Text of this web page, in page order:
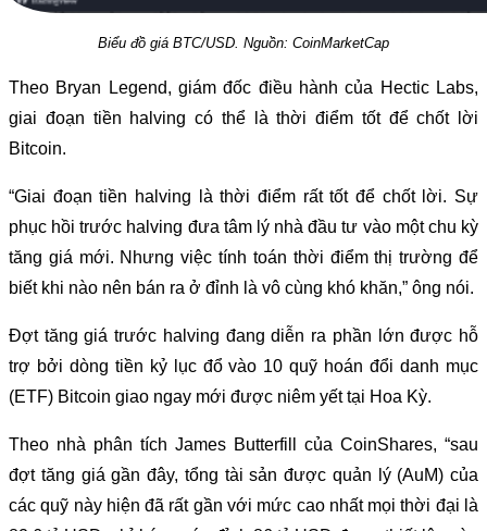
Biểu đồ giá BTC/USD. Nguồn: CoinMarketCap
Theo Bryan Legend, giám đốc điều hành của Hectic Labs,
giai đoạn tiền halving có thể là thời điểm tốt để chốt lời
Bitcoin.
“Giai đoạn tiền halving là thời điểm rất tốt để chốt lời. Sự
phục hồi trước halving đưa tâm lý nhà đầu tư vào một chu kỳ
tăng giá mới. Nhưng việc tính toán thời điểm thị trường để
biết khi nào nên bán ra ở đỉnh là vô cùng khó khăn,” ông nói.
Đợt tăng giá trước halving đang diễn ra phần lớn được hỗ
trợ bởi dòng tiền kỷ lục đổ vào 10 quỹ hoán đổi danh mục
(ETF) Bitcoin giao ngay mới được niêm yết tại Hoa Kỳ.
Theo nhà phân tích James Butterfill của CoinShares, “sau
đợt tăng giá gần đây, tổng tài sản được quản lý (AuM) của
các quỹ này hiện đã rất gần với mức cao nhất mọi thời đại là